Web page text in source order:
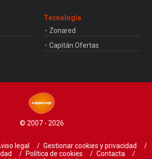
Tecnología
Zonared
Capitán Ofertas
© 2007 - 2026
legal
Gestionar cookies y privacidad
Política de cookies
Contacta